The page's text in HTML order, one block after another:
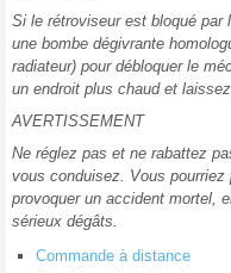
Si le rétroviseur est bloqué
une bombe dégivrante
radiateur) pour débloquer le
un endroit plus chaud et
AVERTISSEMENT
Ne réglez pas et ne rabattez
vous conduisez. Vous
provoquer un accident mortel,
sérieux dégâts.
Commande à distance